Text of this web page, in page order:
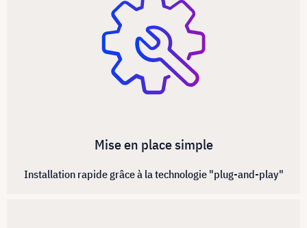
Mise en place simple
Installation rapide grâce à la technologie "plug-and-play"